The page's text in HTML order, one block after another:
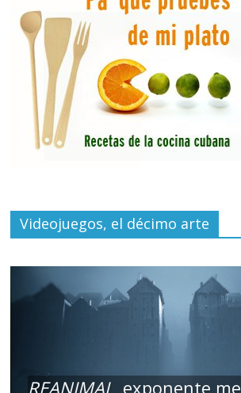
Videojuegos, el décimo arte
REANIMAL , exponente